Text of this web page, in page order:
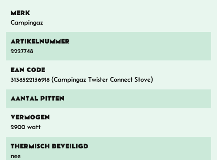
MERK
Campingaz
ARTIKELNUMMER
2227748
EAN CODE
3138522136918 (Campingaz Twister Connect Stove)
AANTAL PITTEN
VERMOGEN
2900 watt
THERMISCH BEVEILIGD
nee